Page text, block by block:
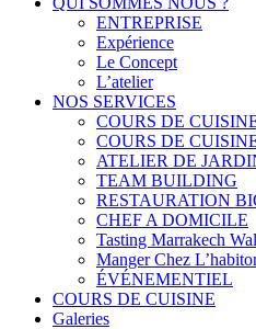
ENTREPRISE
Expérience
Le Concept
L’atelier
NOS SERVICES
COURS DE
COURS DE
ATELIER DE
TEAM BUILDING
RESTAURATION
CHEF A DOMICILE
Tasting Marrakech
Manger Chez
ÉVÉNEMENTIEL
COURS DE CUISINE
Galeries